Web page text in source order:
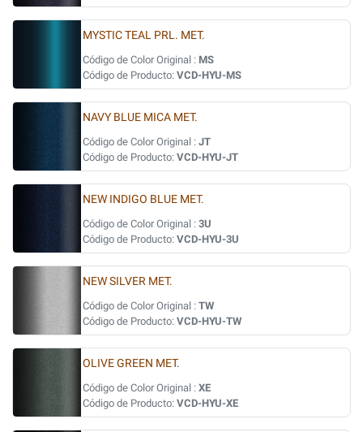
MYSTIC TEAL PRL. MET.
Código de Color Original : MS
Código de Producto: VCD-HYU-MS
NAVY BLUE MICA MET.
Código de Color Original : JT
Código de Producto: VCD-HYU-JT
NEW INDIGO BLUE MET.
Código de Color Original : 3U
Código de Producto: VCD-HYU-3U
NEW SILVER MET.
Código de Color Original : TW
Código de Producto: VCD-HYU-TW
OLIVE GREEN MET.
Código de Color Original : XE
Código de Producto: VCD-HYU-XE